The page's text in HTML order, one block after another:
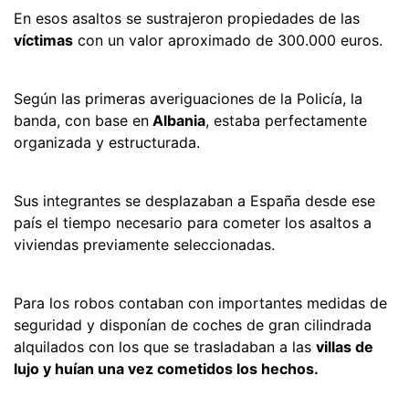
En esos asaltos se sustrajeron propiedades de las
víctimas con un valor aproximado de 300.000 euros.
Según las primeras averiguaciones de la Policía, la
banda, con base en Albania, estaba perfectamente
organizada y estructurada.
Sus integrantes se desplazaban a España desde ese
país el tiempo necesario para cometer los asaltos a
viviendas previamente seleccionadas.
Para los robos contaban con importantes medidas de
seguridad y disponían de coches de gran cilindrada
alquilados con los que se trasladaban a las villas de
lujo y huían una vez cometidos los hechos.